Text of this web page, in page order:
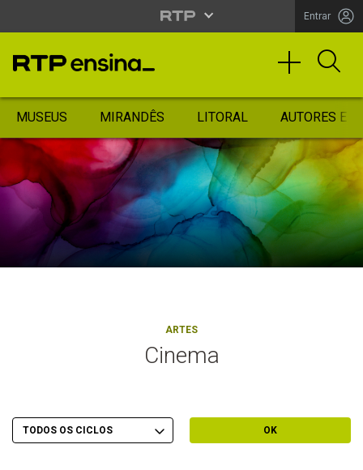
Entrar
MUSEUS MIRANDÊS LITORAL AUTORES
ARTES
Cinema
Filtrar por Ciclo
Escolher Ciclo OK